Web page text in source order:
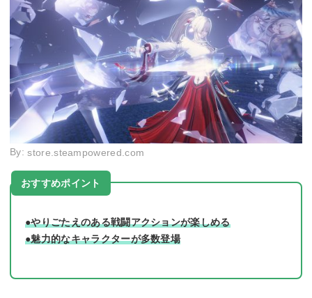
By: store.steampowered.com
おすすめポイント
●やりごたえのある戦闘アクションが楽しめる
●魅力的なキャラクターが多数登場